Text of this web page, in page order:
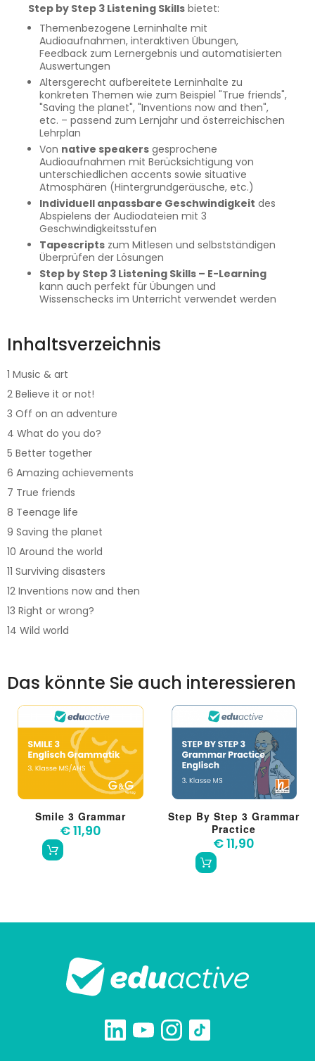
Step by Step 3 Listening Skills bietet:
Themenbezogene Lerninhalte mit
Audioaufnahmen, interaktiven Übungen,
Feedback zum Lernergebnis und automatisierten
Auswertungen
Altersgerecht aufbereitete Lerninhalte zu
konkreten Themen wie zum Beispiel "True friends",
"Saving the planet", "Inventions now and then",
etc. – passend zum Lernjahr und österreichischen
Lehrplan
Von native speakers gesprochene
Audioaufnahmen mit Berücksichtigung von
unterschiedlichen accents sowie situative
Atmosphären (Hintergrundgeräusche, etc.)
Individuell anpassbare Geschwindigkeit des
Abspielens der Audiodateien mit 3
Geschwindigkeitsstufen
Tapescripts zum Mitlesen und selbstständigen
Überprüfen der Lösungen
Step by Step 3 Listening Skills – E-Learning
kann auch perfekt für Übungen und
Wissenschecks im Unterricht verwendet werden
Inhaltsverzeichnis
1 Music & art
2 Believe it or not!
3 Off on an adventure
4 What do you do?
5 Better together
6 Amazing achievements
7 True friends
8 Teenage life
9 Saving the planet
10 Around the world
11 Surviving disasters
12 Inventions now and then
13 Right or wrong?
14 Wild world
Das könnte Sie auch interessieren
Smile 3 Grammar
€ 11,90
Step By Step 3 Grammar
Practice
€ 11,90